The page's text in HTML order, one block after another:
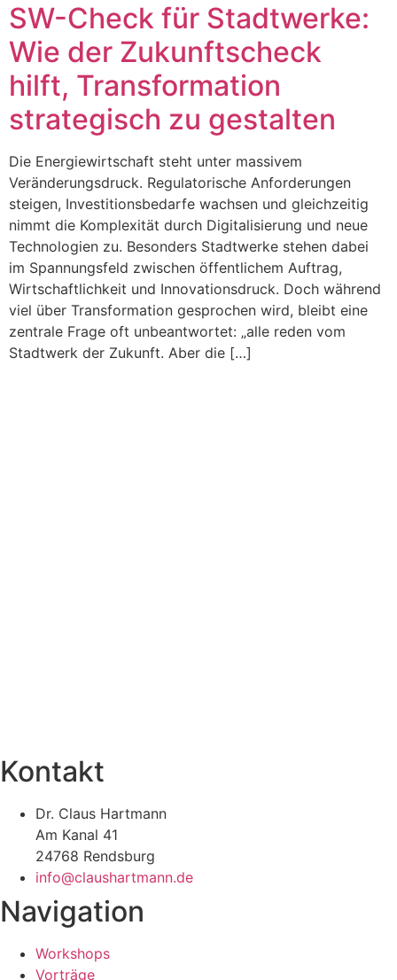
SW-Check für Stadtwerke:
Wie der Zukunftscheck
hilft, Transformation
strategisch zu gestalten
Die Energiewirtschaft steht unter massivem
Veränderungsdruck. Regulatorische Anforderungen
steigen, Investitionsbedarfe wachsen und gleichzeitig
nimmt die Komplexität durch Digitalisierung und neue
Technologien zu. Besonders Stadtwerke stehen dabei
im Spannungsfeld zwischen öffentlichem Auftrag,
Wirtschaftlichkeit und Innovationsdruck. Doch während
viel über Transformation gesprochen wird, bleibt eine
zentrale Frage oft unbeantwortet: „alle reden vom
Stadtwerk der Zukunft. Aber die […]
Kontakt
Dr. Claus Hartmann
Am Kanal 41
24768 Rendsburg
info@claushartmann.de
Navigation
Workshops
Vorträge